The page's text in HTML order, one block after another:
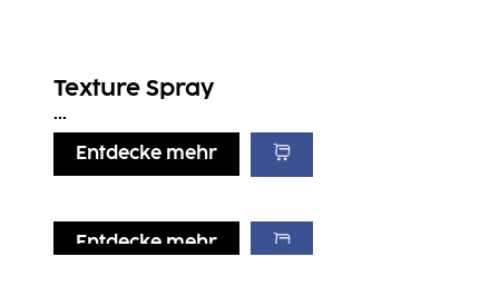
Texture Spray
...
Entdecke mehr
Entdecke mehr